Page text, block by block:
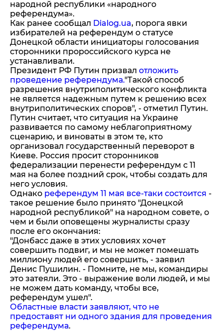
народной республики «народного
референдума».
Как ранее сообщал Dialog.ua, порога явки
избирателей на референдум о статусе
Донецкой области инициаторы голосования
сторонники пророссийского курса не
устанавливали.
Президент РФ Путин призвал отложить
проведение референдума."Такой способ
разрешения внутриполитического конфликта
не является надежным путем к решению всех
внутриполитических споров", - отметил Путин.
Путин считает, что ситуация на Украине
развивается по самому неблагоприятному
сценарию, и виноваты в этом те, кто
организовал государственный переворот в
Киеве. Россия просит сторонников
федерализации перенести референдум с 11
мая на более поздний срок, чтобы создать для
него условия.
Однако референдум 11 мая все-таки состоится -
такое решение было принято "Донецкой
народной республикой" на народном совете, о
чем и были оповещены журналисты сразу
после его окончания:
"Донбасс даже в этих условиях хочет
совершить подвиг, и мы не может помешать
миллиону людей его совершить, - заявил
Денис Пушилин. - Помните, не мы, командиры
это затеяли. Это - выражение воли людей, и мы
не можем дать команду, чтобы все,
референдум ушел".
Областные власти заявляют, что не
предоставят ни одного здания для проведения
референдума.